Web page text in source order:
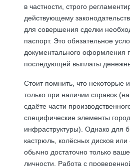
в частности, строго
действующему
для совершения сделки
паспорт. Это обязательное
документального оформления
последующей выплаты
Стоит помнить, что некоторые
только при наличии справок
сдаёте части
специфические элементы
инфраструктуры). Однако для
кастрюль, колёсных дисков
обычно достаточно только
личности. Работа с